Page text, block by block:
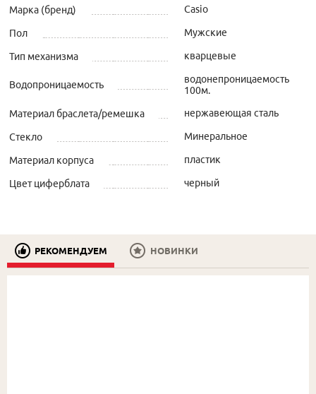
Марка (бренд) Casio
Пол Мужские
Тип механизма кварцевые
Водопроницаемость
водонепроницаемость
100м.
Материал браслета/ремешка нержавеющая сталь
Стекло Минеральное
Материал корпуса пластик
Цвет циферблата черный
РЕКОМЕНДУЕМ НОВИНКИ